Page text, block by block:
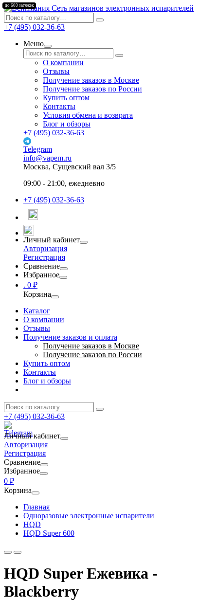
Сеть магазинов электронных испарителей
+7 (495) 032-36-63
Меню
О компании
Отзывы
Получение заказов в Москве
Получение заказов по России
Купить оптом
Контакты
Условия обмена и возврата
Блог и обзоры
+7 (495) 032-36-63
Telegram
info@vapem.ru
Москва, Сущевский вал 3/5
09:00 - 21:00, ежедневно
+7 (495) 032-36-63
Личный кабинет
Авторизация
Регистрация
Сравнение
Избранное
. 0 ₽
Корзина
Каталог
О компании
Отзывы
Получение заказов и оплата
Получение заказов в Москве
Получение заказов по России
Купить оптом
Контакты
Блог и обзоры
+7 (495) 032-36-63
Личный кабинет
Авторизация
Регистрация
Сравнение
Избранное
0 ₽
Корзина
Главная
Одноразовые электронные испарители
HQD
HQD Super 600
до 600 затяжек
HQD Super Ежевика -
Blackberry